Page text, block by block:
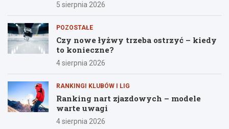
5 sierpnia 2026
POZOSTAŁE
Czy nowe łyżwy trzeba ostrzyć – kiedy
to konieczne?
4 sierpnia 2026
RANKINGI KLUBÓW I LIG
Ranking nart zjazdowych – modele
warte uwagi
4 sierpnia 2026